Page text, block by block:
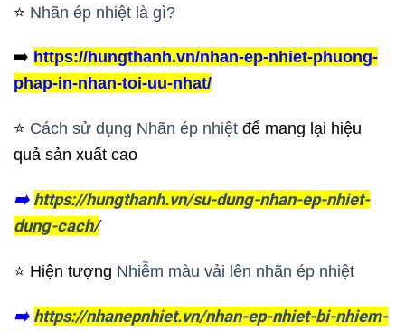
⭐️ Nhãn ép nhiệt là gì?
➡️ https://hungthanh.vn/nhan-ep-nhiet-phuong-
phap-in-nhan-toi-uu-nhat/
⭐️ Cách sử dụng Nhãn ép nhiệt để mang lại hiệu
quả sản xuất cao
➡️ https://hungthanh.vn/su-dung-nhan-ep-nhiet-
dung-cach/
⭐️ Hiện tượng Nhiễm màu vải lên nhãn ép nhiệt
➡️ https://nhanepnhiet.vn/nhan-ep-nhiet-bi-nhiem-